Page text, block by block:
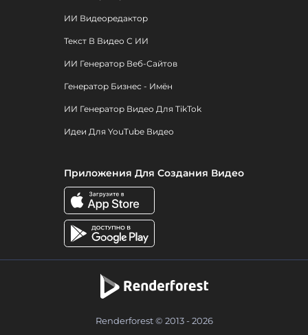
ИИ Видеоредактор
Текст В Видео С ИИ
ИИ Генератор Веб-Сайтов
Генератор Бизнес - Имён
ИИ Генератор Видео Для TikTok
Идеи Для YouTube Видео
Приложения Для Создания Видео
Renderforest © 2013 - 2026